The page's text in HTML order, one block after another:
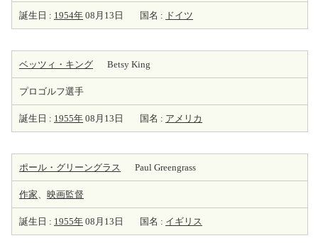
誕生日 : 1954年 08月13日 国名 : ドイツ
ベッツィ・キング Betsy King
プロゴルフ選手
誕生日 : 1955年 08月13日 国名 : アメリカ
ポール・グリーングラス Paul Greengrass
作家、 映画監督
誕生日 : 1955年 08月13日 国名 : イギリス